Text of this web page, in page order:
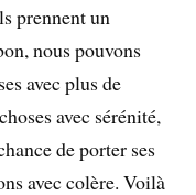
prennent un
nous pouvons
avec plus de
avec sérénité,
de porter ses
avec colère. Voilà